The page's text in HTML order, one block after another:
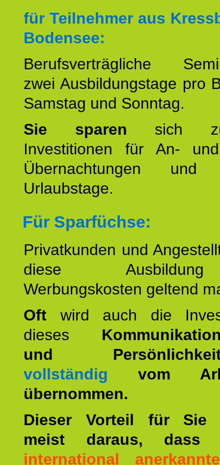
für Teilnehmer aus
Bodensee:
Berufsverträgliche
zwei Ausbildungstage pro
Samstag und Sonntag.
Sie sparen sich
Investitionen für An-
Übernachtungen und
Urlaubstage.
Für Sparfüchse:
Privatkunden und
diese
Werbungskosten geltend
Oft wird auch die
dieses
und
vollständig vom
übernommen.
Dieser Vorteil für Sie
meist daraus,
international